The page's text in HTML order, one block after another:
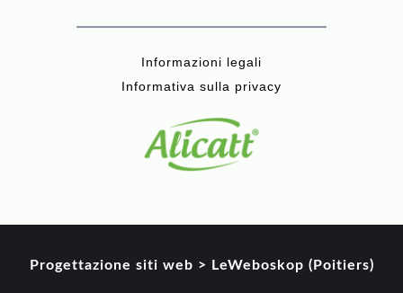
Informazioni legali
Informativa sulla privacy
Progettazione siti web > LeWeboskop (Poitiers)